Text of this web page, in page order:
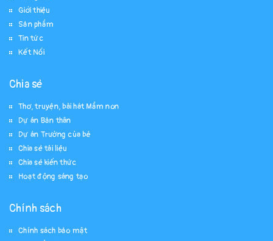
Giới thiệu
Sản phẩm
Tin tức
Kết Nối
Chia sẻ
Thơ, truyện, bài hát Mầm non
Dự án Bản thân
Dự án Trường của bé
Chia sẻ tài liệu
Chia sẻ kiến thức
Hoạt động sáng tạo
Chính sách
Chính sách bảo mật